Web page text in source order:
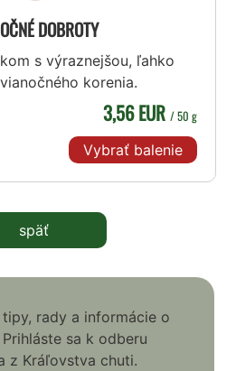
DOBROTY
s výraznejšou, ľahko
korenia.
3,56 EUR / 50 g
Vybrať balenie
späť
rady a informácie o
sa k odberu
z Kráľovstva chuti.